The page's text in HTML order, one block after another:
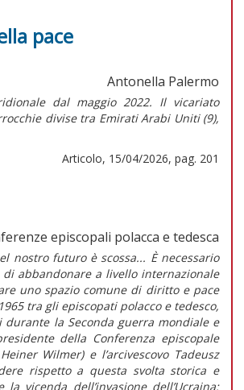
pace
Antonella Palermo
dal maggio 2022. Il vicariato
divise tra Emirati Arabi Uniti (9),
Articolo, 15/04/2026, pag. 201
episcopali polacca e tedesca
futuro è scossa... È necessario
abbandonare a livello internazionale
uno spazio comune di diritto e pace
tra gli episcopati polacco e tedesco,
la Seconda guerra mondiale e
della Conferenza episcopale
Wilmer) e l’arcivescovo Tadeusz
rispetto a questa svolta storica e
vicenda dell’invasione dell’Ucraina: